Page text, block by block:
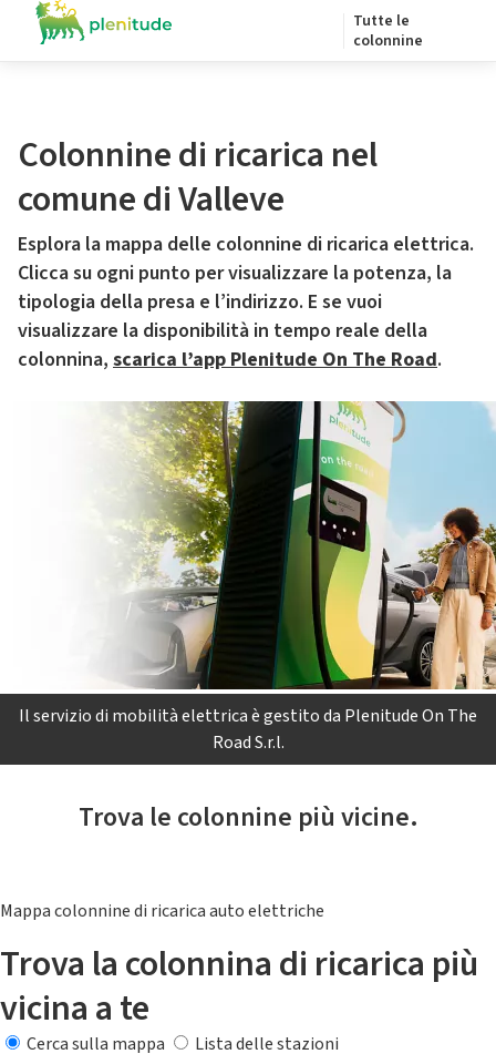
Tutte le
colonnine
Colonnine di ricarica nel
comune di Valleve
Esplora la mappa delle colonnine di ricarica elettrica.
Clicca su ogni punto per visualizzare la potenza, la
tipologia della presa e l’indirizzo. E se vuoi
visualizzare la disponibilità in tempo reale della
colonnina, scarica l’app Plenitude On The Road.
Il servizio di mobilità elettrica è gestito da Plenitude On The
Road S.r.l.
Trova le colonnine più vicine.
Mappa colonnine di ricarica auto elettriche
Trova la colonnina di ricarica più
vicina a te
Cerca sulla mappa
Lista delle stazioni